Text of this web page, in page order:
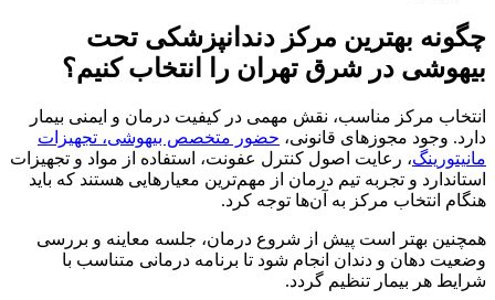
چگونه بهترین مرکز دندانپزشکی تحت
بیهوشی در شرق تهران را انتخاب کنیم؟
انتخاب مرکز مناسب، نقش مهمی در کیفیت درمان و ایمنی بیمار
دارد. وجود مجوزهای قانونی، حضور متخصص بیهوشی، تجهیزات
مانیتورینگ، رعایت اصول کنترل عفونت، استفاده از مواد و تجهیزات
استاندارد و تجربه تیم درمان از مهم‌ترین معیارهایی هستند که باید
هنگام انتخاب مرکز به آن‌ها توجه کرد.
همچنین بهتر است پیش از شروع درمان، جلسه معاینه و بررسی
وضعیت دهان و دندان انجام شود تا برنامه درمانی متناسب با
شرایط هر بیمار تنظیم گردد.